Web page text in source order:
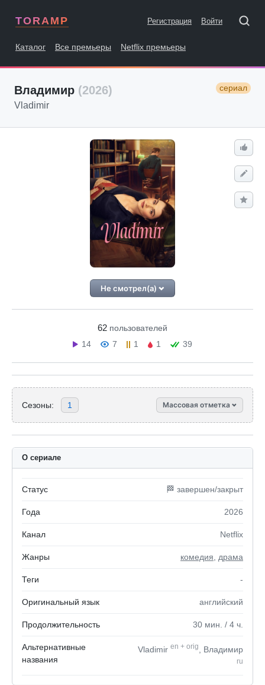
TORAMP Регистрация Войти
Каталог Все премьеры Netflix премьеры
Владимир (2026) сериал
Vladimir
Не смотрел(а)
62 пользователей
14
7 1 1 39
Сезоны: 1 Массовая отметка
О сериале
Статус 🏁 завершен/закрыт
Года 2026
Канал Netflix
Жанры комедия драма
Теги -
Оригинальный язык английский
Продолжительность 30 мин. / 4 ч.
Альтернативные
названия
Vladimir en + orig , Владимир
ru